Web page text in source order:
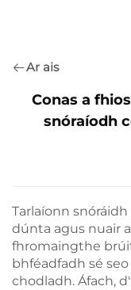
Ar ais
Conas a
snóraíodh
Tarlaíonn
dúnta agus nuair
fhromaingthe
bhféadfadh sé
chodladh. Áfach,